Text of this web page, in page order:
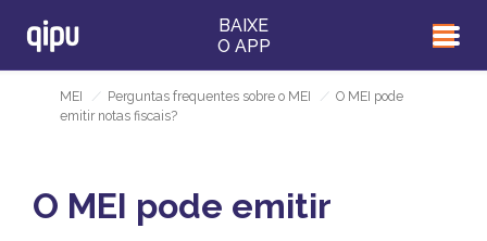
BAIXE
O APP
MEI / Perguntas frequentes sobre o MEI / O MEI pode
emitir notas fiscais?
O MEI pode emitir